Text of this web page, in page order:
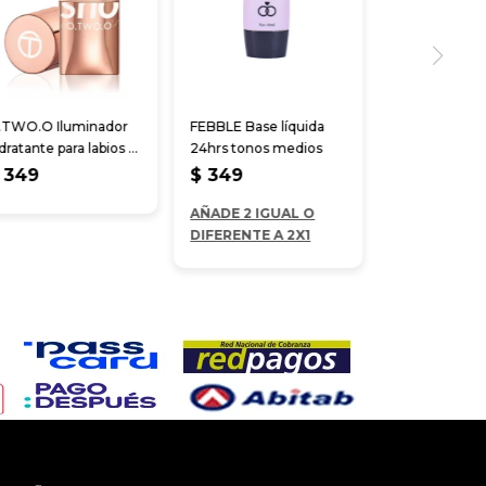
Iluminador
para labios y
349
FEBBLE Base líquida
24hrs tonos medios
$ 349
AÑADE 2 IGUAL O
DIFERENTE A 2X1